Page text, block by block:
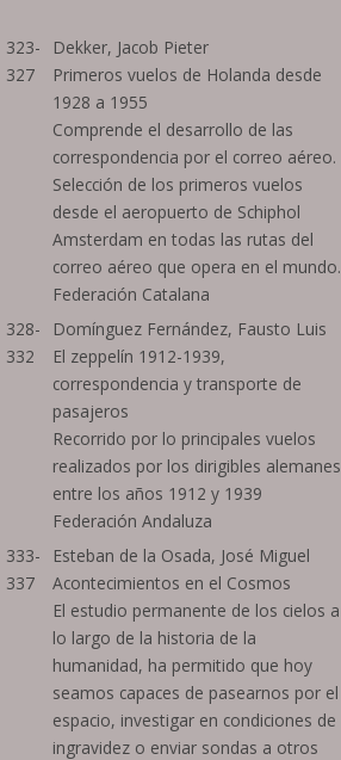
323-
327
Dekker, Jacob Pieter
Primeros vuelos de Holanda desde
1928 a 1955
Comprende el desarrollo de las
correspondencia por el correo aéreo.
Selección de los primeros vuelos
desde el aeropuerto de Schiphol
Amsterdam en todas las rutas del
correo aéreo que opera en el mundo.
Federación Catalana
328-
332
Domínguez Fernández, Fausto Luis
El zeppelín 1912-1939,
correspondencia y transporte de
pasajeros
Recorrido por lo principales vuelos
realizados por los dirigibles alemanes
entre los años 1912 y 1939
Federación Andaluza
333-
337
Esteban de la Osada, José Miguel
Acontecimientos en el Cosmos
El estudio permanente de los cielos a
lo largo de la historia de la
humanidad, ha permitido que hoy
seamos capaces de pasearnos por el
espacio, investigar en condiciones de
ingravidez o enviar sondas a otros